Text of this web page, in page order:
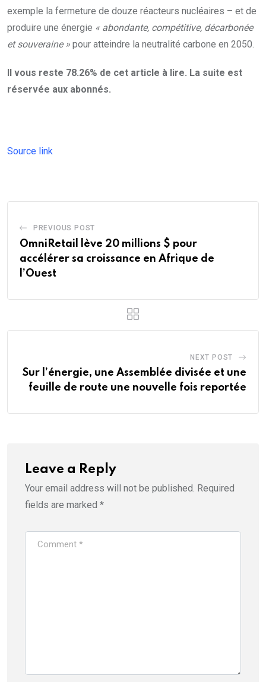
exemple la fermeture de douze réacteurs nucléaires – et de
produire une énergie « abondante, compétitive, décarbonée
et souveraine » pour atteindre la neutralité carbone en 2050.
Il vous reste 78.26% de cet article à lire. La suite est
réservée aux abonnés.
Source link
PREVIOUS POST
OmniRetail lève 20 millions $ pour
accélérer sa croissance en Afrique de
l’Ouest
NEXT POST
Sur l’énergie, une Assemblée divisée et une
feuille de route une nouvelle fois reportée
Leave a Reply
Your email address will not be published. Required
fields are marked *